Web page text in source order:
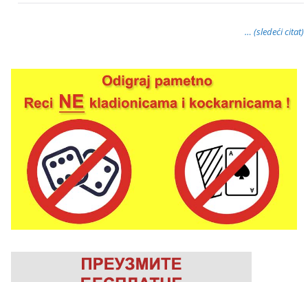
… (sledeći citat)